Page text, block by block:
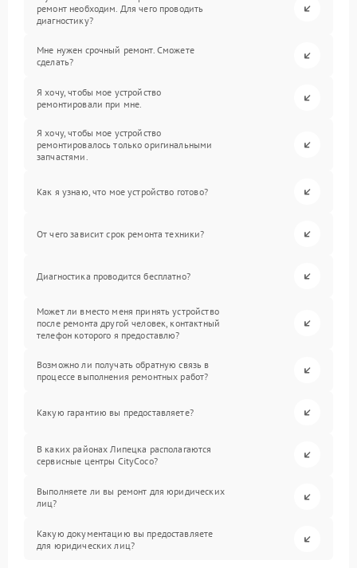
ремонт необходим. Для чего проводить
диагностику?
Мне нужен срочный ремонт. Сможете
сделать?
Я хочу, чтобы мое устройство
ремонтировали при мне.
Я хочу, чтобы мое устройство
ремонтировалось только оригинальными
запчастями.
Как я узнаю, что мое устройство готово?
От чего зависит срок ремонта техники?
Диагностика проводится бесплатно?
Может ли вместо меня принять устройство
после ремонта другой человек, контактный
телефон которого я предоставлю?
Возможно ли получать обратную связь в
процессе выполнения ремонтных работ?
Какую гарантию вы предоставляете?
В каких районах Липецка располагаются
сервисные центры CityCoco?
Выполняете ли вы ремонт для юридических
лиц?
Какую документацию вы предоставляете
для юридических лиц?